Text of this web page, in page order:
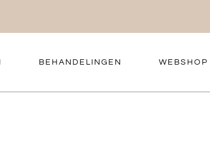
BEHANDELINGEN WEBSHOP